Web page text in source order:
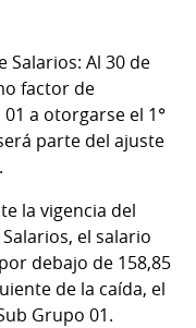
Salarios: Al 30 de
factor de
a otorgarse el 1°
parte del ajuste
la vigencia del
el salario
debajo de 158,85
de la caída, el
Grupo 01.